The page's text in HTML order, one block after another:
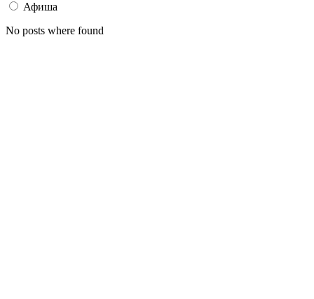
Афиша
No posts where found